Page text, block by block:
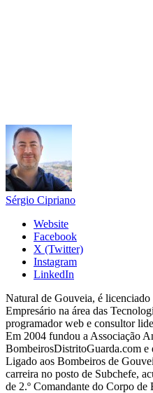
Sérgio Cipriano
Website
Facebook
X (Twitter)
Instagram
LinkedIn
Natural de Gouveia, é
Empresário na área das
programador web e consultor
Em 2004 fundou a Associação
BombeirosDistritoGuarda.com
Ligado aos Bombeiros de
carreira no posto de Subchefe,
de 2.º Comandante do Corpo de